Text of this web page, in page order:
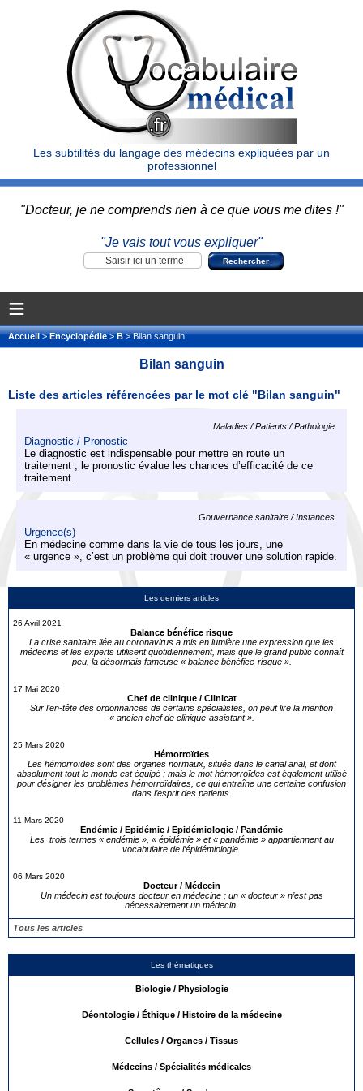
Les subtilités du langage des médecins expliquées par un
professionnel
"Docteur, je ne comprends rien à ce que vous me dites !"
"Je vais tout vous expliquer"
≡
Accueil>Encyclopédie>B> Bilan sanguin
Les derniers articles
26 Avril 2021
Balance bénéfice risque
La crise sanitaire liée au coronavirus a mis en lumière une expression que les
médecins et les experts utilisent quotidiennement, mais que le grand public connaît
peu, la désormais fameuse « balance bénéfice-risque ».
17 Mai 2020
Chef de clinique / Clinicat
Sur l’en-tête des ordonnances de certains spécialistes, on peut lire la mention
« ancien chef de clinique-assistant ».
25 Mars 2020
Hémorroïdes
Les hémorroïdes sont des organes normaux, situés dans le canal anal, et dont
absolument tout le monde est équipé ; mais le mot hémorroïdes est également utilisé
pour désigner les problèmes hémorroïdaires, ce qui entraîne une certaine confusion
dans l’esprit des patients.
11 Mars 2020
Endémie / Epidémie / Epidémiologie / Pandémie
Les trois termes « endémie », « épidémie » et « pandémie » appartiennent au
vocabulaire de l’épidémiologie.
06 Mars 2020
Docteur / Médecin
Un médecin est toujours docteur en médecine ; un « docteur » n’est pas
nécessairement un médecin.
Tous les articles
Les thématiques
Biologie / Physiologie
Déontologie / Éthique / Histoire de la médecine
Cellules / Organes / Tissus
Médecins / Spécialités médicales
Bilan sanguin
Liste des articles référencées par le mot clé "Bilan sanguin"
Maladies / Patients / Pathologie
Diagnostic / Pronostic
Le diagnostic est indispensable pour mettre en route un
traitement ; le pronostic évalue les chances d’efficacité de ce
traitement.
Gouvernance sanitaire / Instances
Urgence(s)
En médecine comme dans la vie de tous les jours, une
« urgence », c’est un problème qui doit trouver une solution rapide.